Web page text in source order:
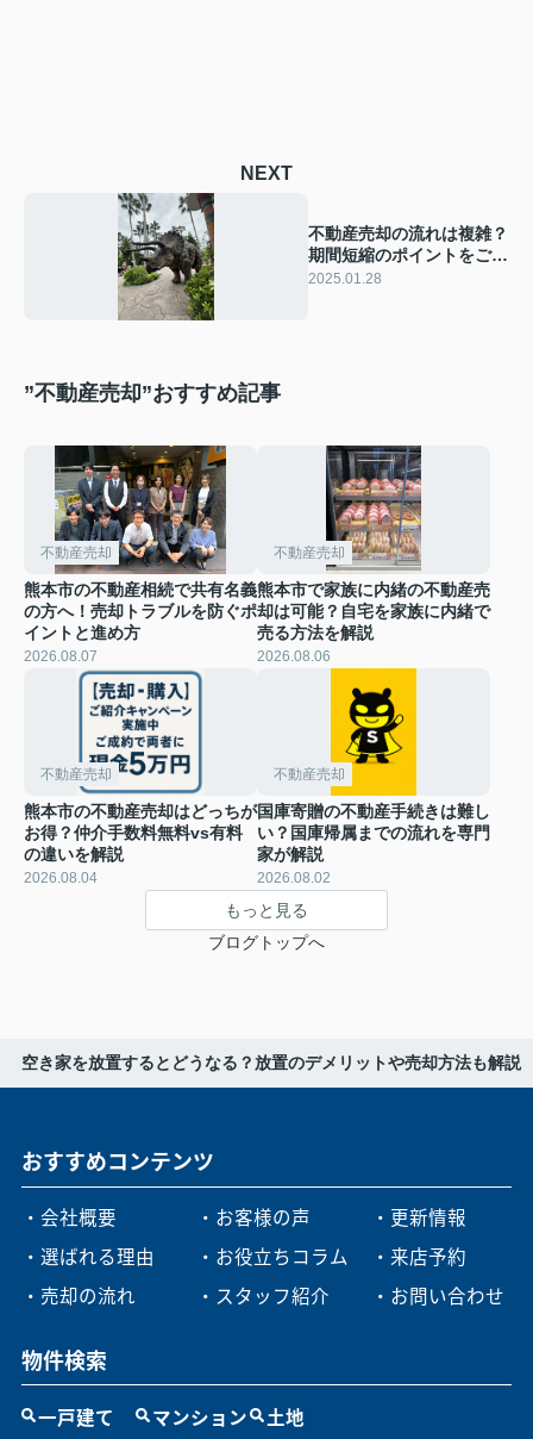
NEXT
不動産売却の流れは複雑？
期間短縮のポイントをご紹
介
2025.01.28
”不動産売却”おすすめ記事
不動産売却
熊本市の不動産相続で共有名義
の方へ！売却トラブルを防ぐポ
イントと進め方
2026.08.07
不動産売却
熊本市で家族に内緒の不動産売
却は可能？自宅を家族に内緒で
売る方法を解説
2026.08.06
不動産売却
熊本市の不動産売却はどっちが
お得？仲介手数料無料vs有料
の違いを解説
2026.08.04
不動産売却
国庫寄贈の不動産手続きは難し
い？国庫帰属までの流れを専門
家が解説
2026.08.02
もっと見る
ブログトップへ
空き家を放置するとどうなる？放置のデメリットや売却方法も解説
おすすめコンテンツ
・会社概要
・選ばれる理由
・売却の流れ
・お客様の声
・お役立ちコラム
・スタッフ紹介
・更新情報
・来店予約
・お問い合わせ
物件検索
一戸建て
マンション
土地